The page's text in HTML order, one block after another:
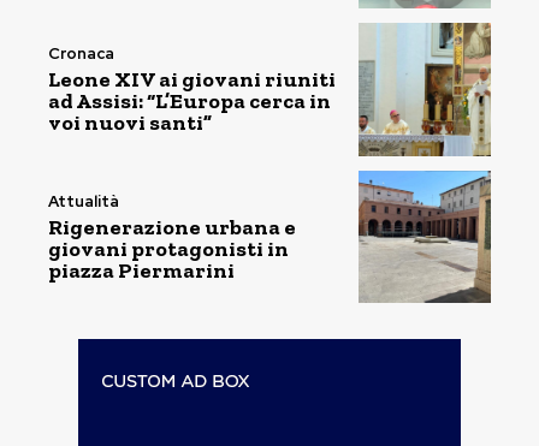
Cronaca
Leone XIV ai giovani riuniti
ad Assisi: “L’Europa cerca in
voi nuovi santi”
Attualità
Rigenerazione urbana e
giovani protagonisti in
piazza Piermarini